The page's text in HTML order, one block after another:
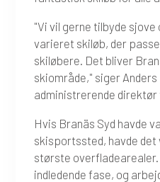
"Vi vil gerne tilbyde
varieret skiløb, der
skiløbere. Det bliver
skiområde," siger
administrerende direktør
Hvis Branäs Syd havde
skisportssted, havde
største
indledende fase, og